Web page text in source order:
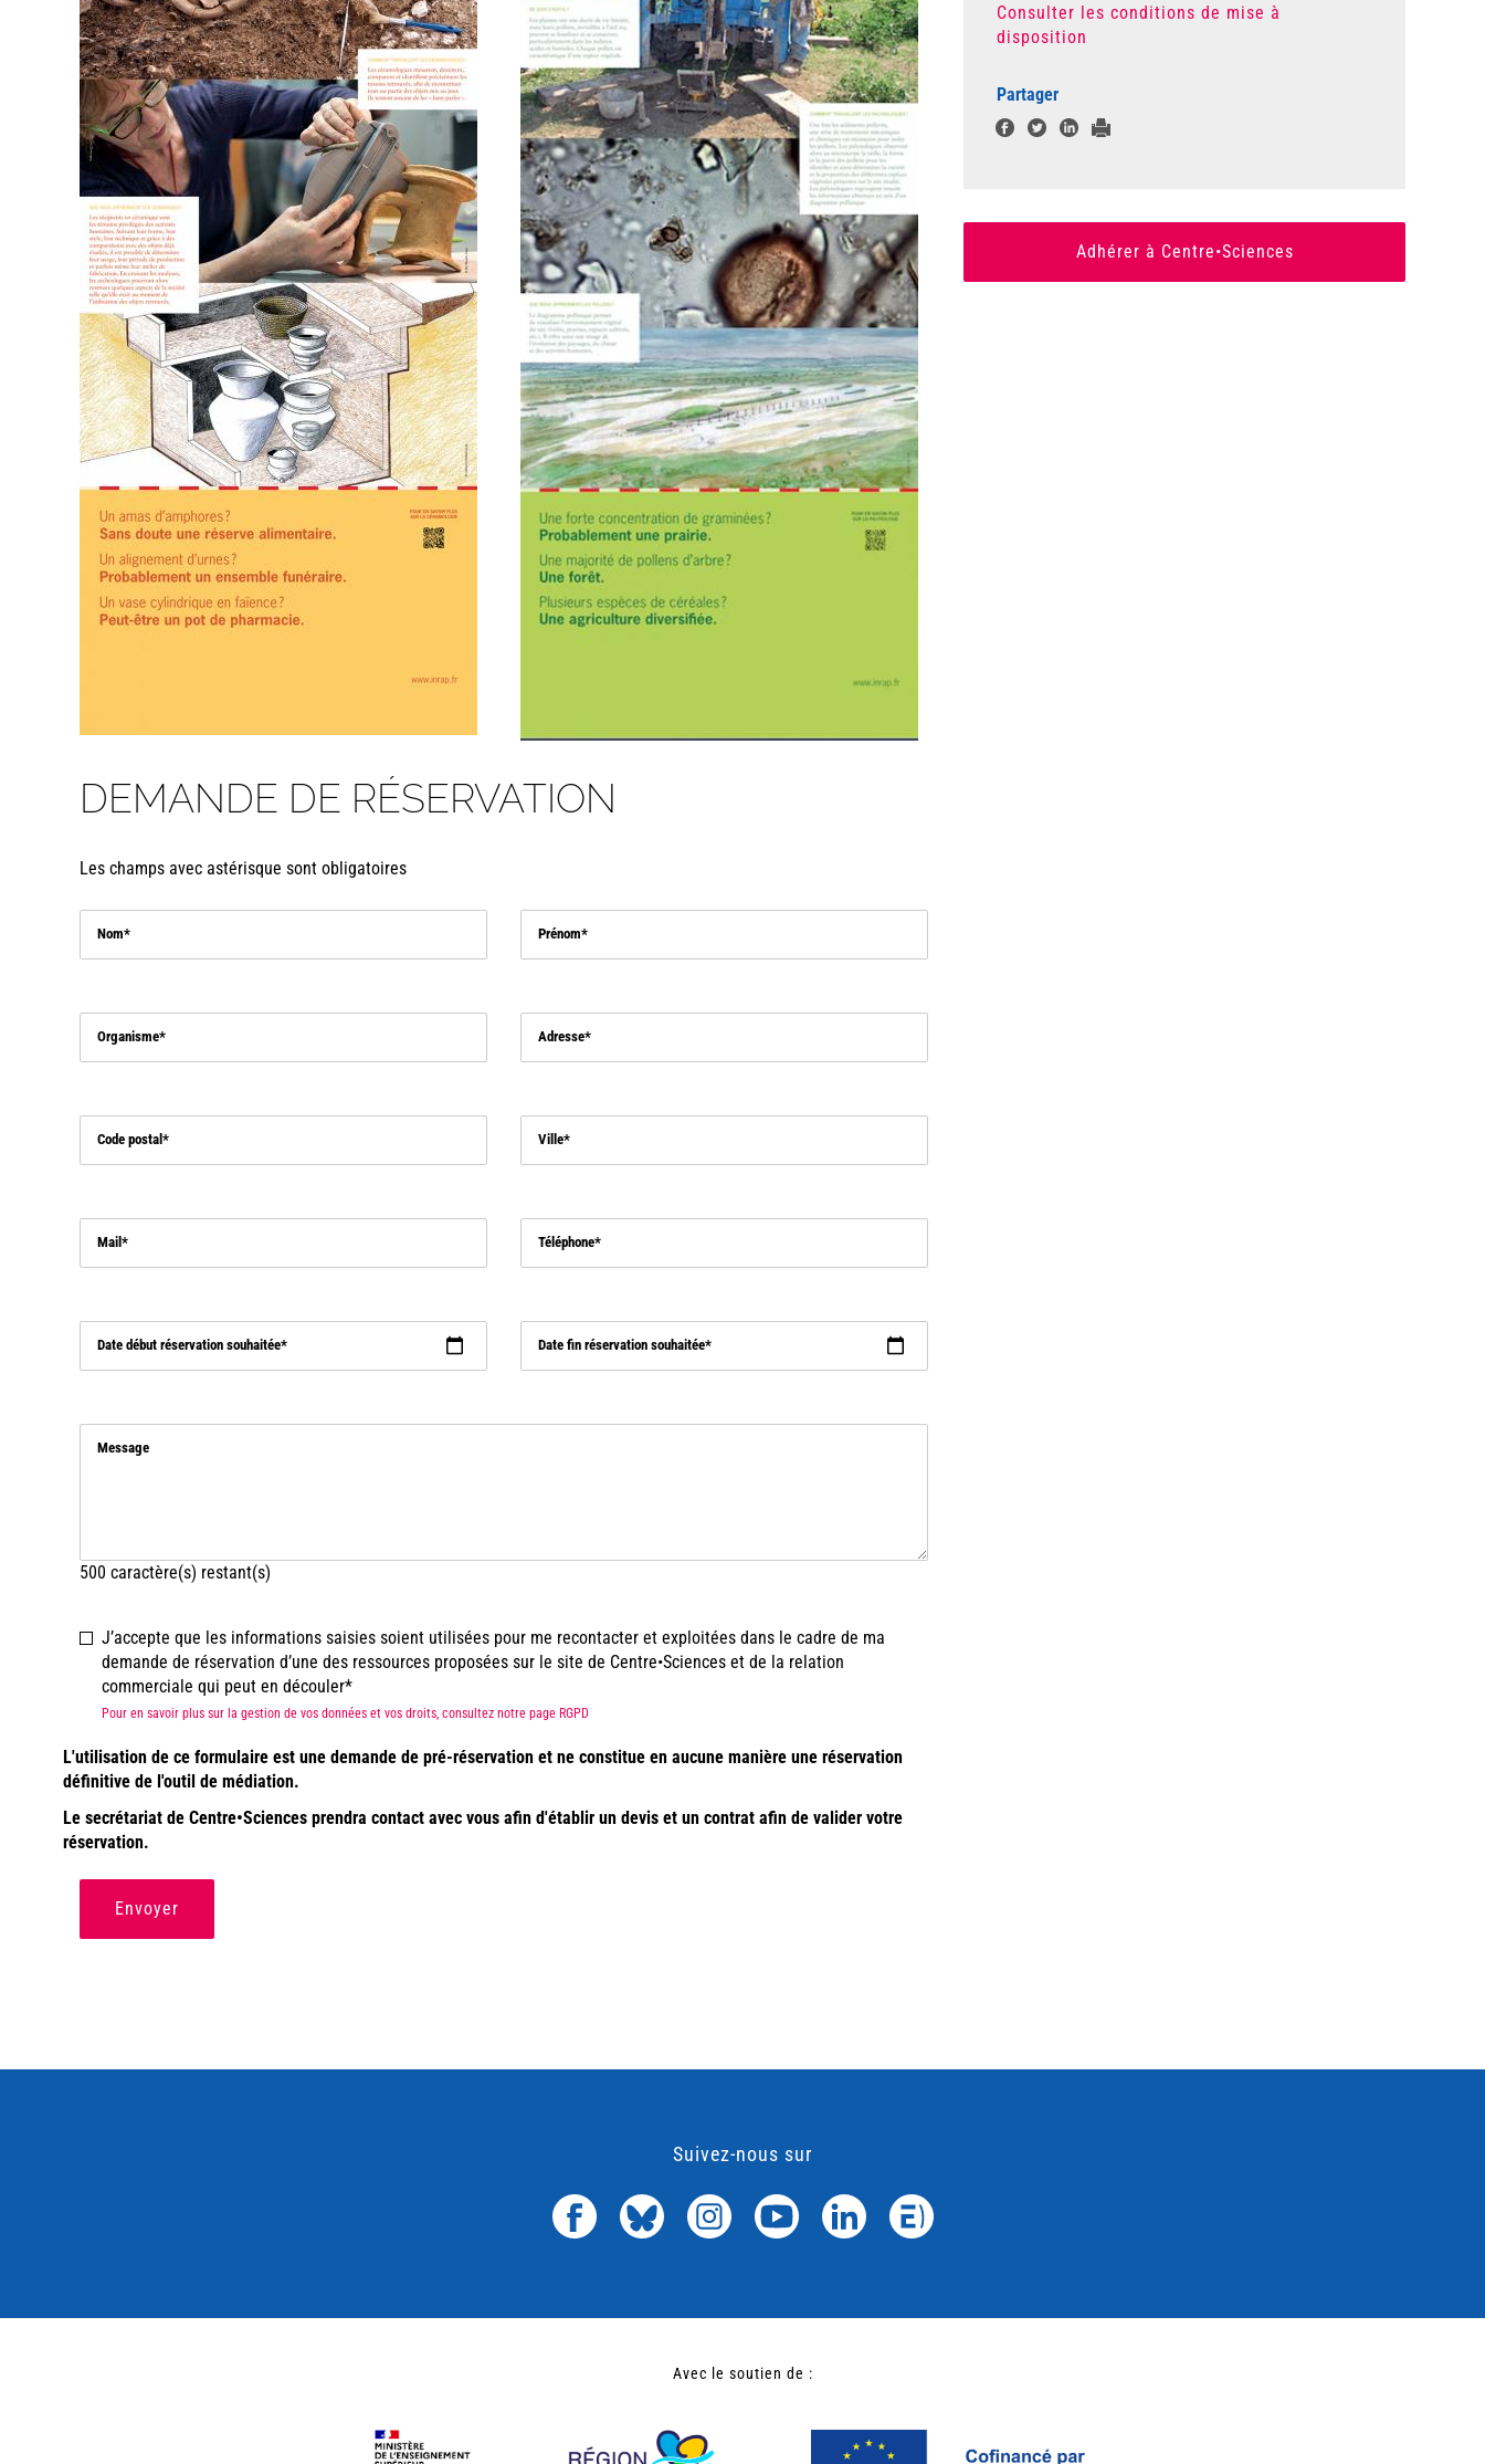
DEMANDE DE RÉSERVATION
Les champs avec astérisque sont obligatoires
Nom Prénom
Organisme Adresse
Code postal Ville
Mail Téléphone
Date début réservation souhaitée Date fin réservation souhaitée
Message
500 caractère(s) restant(s)
J’accepte que les informations saisies soient utilisées pour me recontacter et exploitées dans le cadre de ma
demande de réservation d’une des ressources proposées sur le site de Centre•Sciences et de la relation
commerciale qui peut en découler
Pour en savoir plus sur la gestion de vos données et vos droits, consultez notre page RGPD
L'utilisation de ce formulaire est une demande de pré-réservation et ne constitue en aucune manière une réservation
définitive de l'outil de médiation.
Le secrétariat de Centre•Sciences prendra contact avec vous afin d'établir un devis et un contrat afin de valider votre
réservation.
Envoyer
Consulter les conditions de mise à
disposition
Partager
Adhérer à Centre•Sciences
Suivez-nous sur
Avec le soutien de :